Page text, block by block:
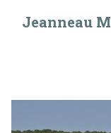
Jeanneau